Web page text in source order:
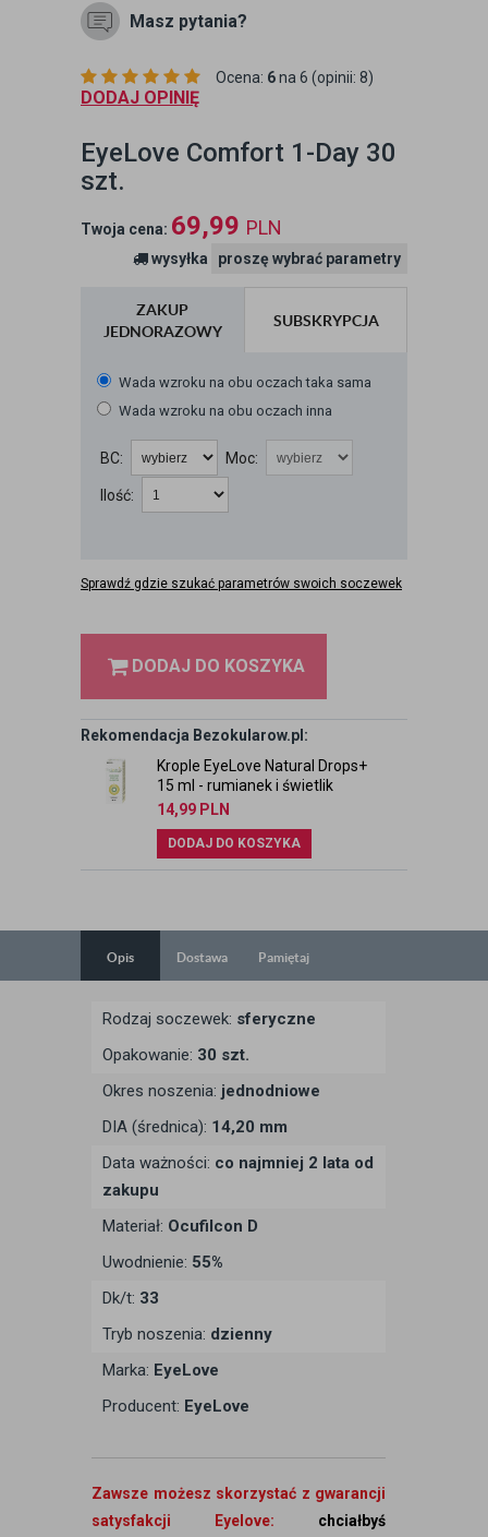
Masz pytania?
Ocena: 6na 6 (opinii: 8)
DODAJ OPINIĘ
EyeLove Comfort 1-Day 30
szt.
Twoja cena: 69,99 PLN
wysyłka proszę wybrać parametry
ZAKUP
JEDNORAZOWY
SUBSKRYPCJA
Wada wzroku na obu oczach taka sama
Wada wzroku na obu oczach inna
BC: Moc:
Ilość:
Sprawdź gdzie szukać parametrów swoich soczewek
DODAJ DO KOSZYKA
Rekomendacja Bezokularow.pl:
Krople EyeLove Natural Drops+
15 ml - rumianek i świetlik
14,99 PLN
DODAJ DO KOSZYKA
Opis Dostawa Pamiętaj
Rodzaj soczewek: sferyczne
Opakowanie: 30 szt.
Okres noszenia: jednodniowe
DIA (średnica): 14,20 mm
Data ważności: co najmniej 2 lata od
zakupu
Materiał: Ocufilcon D
Uwodnienie: 55%
Dk/t: 33
Tryb noszenia: dzienny
Marka: EyeLove
Producent: EyeLove
Zawsze możesz skorzystać z gwarancji
satysfakcji Eyelove: chciałbyś